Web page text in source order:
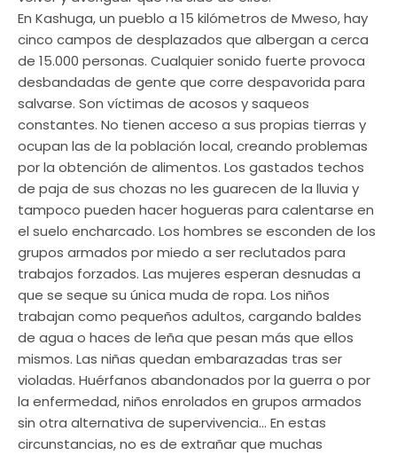
En Kashuga, un pueblo a 15 kilómetros de Mweso, hay
cinco campos de desplazados que albergan a cerca
de 15.000 personas. Cualquier sonido fuerte provoca
desbandadas de gente que corre despavorida para
salvarse. Son víctimas de acosos y saqueos
constantes. No tienen acceso a sus propias tierras y
ocupan las de la población local, creando problemas
por la obtención de alimentos. Los gastados techos
de paja de sus chozas no les guarecen de la lluvia y
tampoco pueden hacer hogueras para calentarse en
el suelo encharcado. Los hombres se esconden de los
grupos armados por miedo a ser reclutados para
trabajos forzados. Las mujeres esperan desnudas a
que se seque su única muda de ropa. Los niños
trabajan como pequeños adultos, cargando baldes
de agua o haces de leña que pesan más que ellos
mismos. Las niñas quedan embarazadas tras ser
violadas. Huérfanos abandonados por la guerra o por
la enfermedad, niños enrolados en grupos armados
sin otra alternativa de supervivencia… En estas
circunstancias, no es de extrañar que muchas